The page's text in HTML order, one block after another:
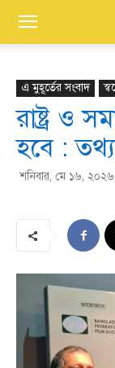
এ মুহূর্তের সংবাদ
রাষ্ট্র ও
হবে :
শনিবার, মে ১৬,